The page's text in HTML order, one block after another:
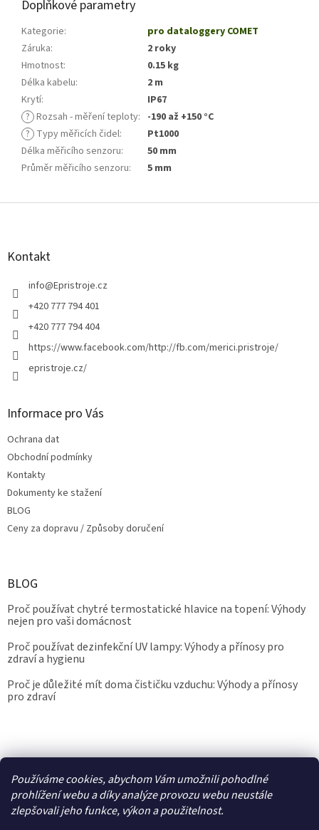
Používáme cookies, abychom Vám umožnili pohodlné
prohlížení webu a díky analýze provozu webu neustále
zlepšovali jeho funkce, výkon a použitelnost.
Doplňkové parametry
Kategorie:
pro dataloggery COMET
Záruka:
2 roky
Hmotnost:
0.15 kg
Délka kabelu:
2 m
Krytí:
IP67
? Rozsah - měření teploty: -190 až +150 °C
? Typy měřicích čidel:
Pt1000
Délka měřicího senzoru:
50 mm
Průměr měřicího senzoru: 5 mm
Z
Kontakt
info@Epristroje.cz
+420 777 794 401
+420 777 794 404
https://www.facebook.com/http://fb.com/merici.pristroje/
epristroje.cz/
Informace pro Vás
Ochrana dat
Obchodní podmínky
Kontakty
Dokumenty ke stažení
BLOG
Ceny za dopravu / Způsoby doručení
BLOG
Proč používat chytré termostatické hlavice na topení: Výhody
nejen pro vaši domácnost
Proč používat dezinfekční UV lampy: Výhody a přínosy pro
zdraví a hygienu
Proč je důležité mít doma čističku vzduchu: Výhody a přínosy
pro zdraví